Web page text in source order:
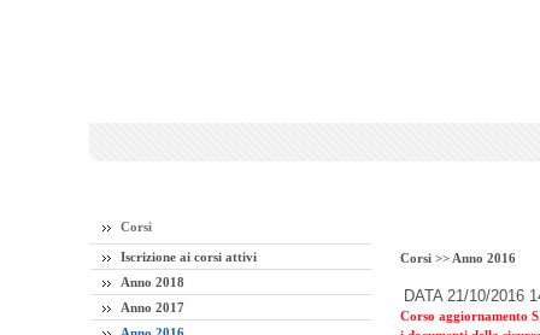
Corsi
Iscrizione ai corsi attivi
Anno 2018
Anno 2017
Corsi >> Anno 2016
DATA 21/10/2016
Corso aggiornamento